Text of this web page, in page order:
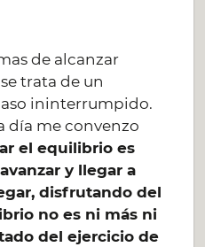
de alcanzar
trata de un
ininterrumpido.
día me convenzo
el equilibrio es
y llegar a
disfrutando del
no es ni más ni
del ejercicio de